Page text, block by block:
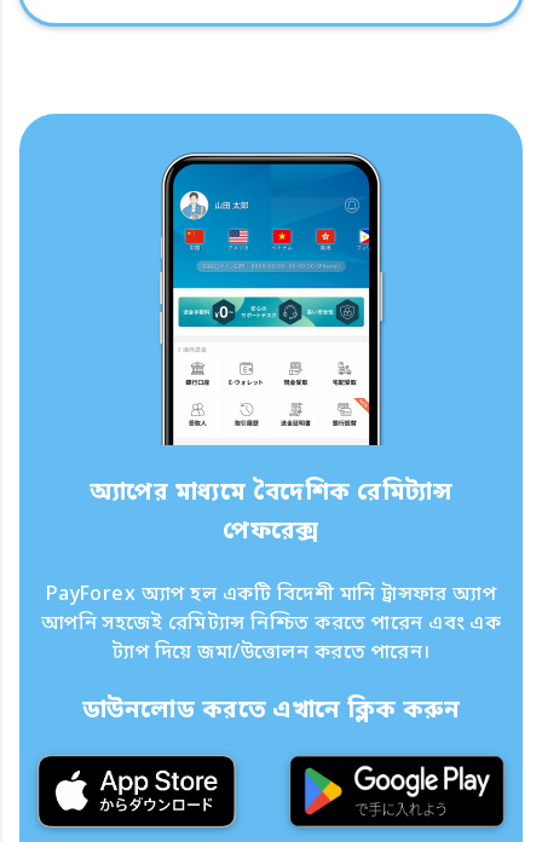
অ্যাপের মাধ্যমে বৈদেশিক রেমিট্যান্স
পেফরেক্স
PayForex অ্যাপ হল একটি বিদেশী মানি ট্রান্সফার অ্যাপ
আপনি সহজেই রেমিট্যান্স নিশ্চিত করতে পারেন এবং এক
ট্যাপ দিয়ে জমা/উত্তোলন করতে পারেন।
ডাউনলোড করতে এখানে ক্লিক করুন